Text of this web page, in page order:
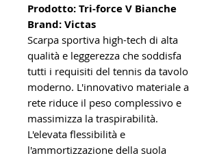
Prodotto: Tri-force V Bianche
Brand: Victas
Scarpa sportiva high-tech di alta
qualità e leggerezza che soddisfa
tutti i requisiti del tennis da tavolo
moderno. L'innovativo materiale a
rete riduce il peso complessivo e
massimizza la traspirabilità.
L'elevata flessibilità e
l'ammortizzazione della suola